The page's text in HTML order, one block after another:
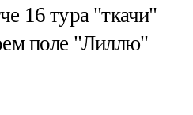
16 тура "ткачи"
поле "Лиллю"